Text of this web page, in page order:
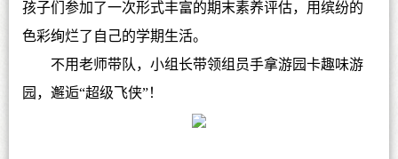
孩子们参加了一次形式丰富的期末素养评估，用缤纷的
色彩绚烂了自己的学期生活。
不用老师带队，小组长带领组员手拿游园卡趣味游
园，邂逅“超级飞侠”！